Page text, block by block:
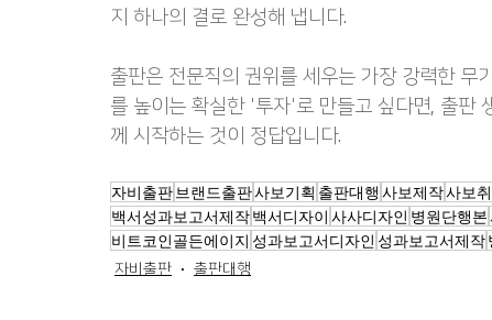
지 하나의 결로 완성해 냅니다.
출판은 전문직의 권위를 세우는 가장 강력한 무
를 높이는 확실한 '투자'로 만들고 싶다면, 출판
께 시작하는 것이 정답입니다.
자비출판 브랜드출판사보기획 출판대행 사보제작사보
백서성과보고서제작백서디자이 사사디자인 병원단행본
비트코인골든에이지 성과보고서디자인 성과보고서제작
자비출판 출판대행